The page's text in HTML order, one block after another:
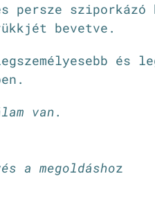
sziporkázó
bevetve.
és
van.
a megoldáshoz